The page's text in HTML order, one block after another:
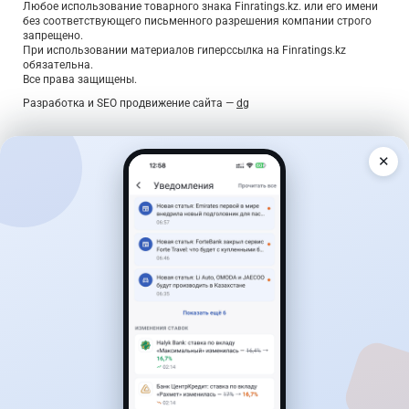
Любое использование товарного знака Finratings.kz. или его имени
без соответствующего письменного разрешения компании строго
запрещено.
При использовании материалов гиперссылка на Finratings.kz
обязательна.
Все права защищены.
Разработка и SEO продвижение сайта — dg
Дайджест о деньгах — раз в неделю
Главные новости, лучшие ставки по вкладам и курсы
валют — коротко, по делу, без спама.
Подтверждение — по ссылке в письме. Отписаться можно в
✕